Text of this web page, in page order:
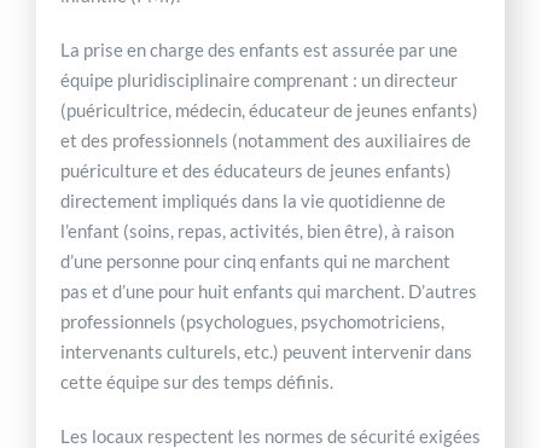
La prise en charge des enfants est assurée par une
équipe pluridisciplinaire comprenant : un directeur
(puéricultrice, médecin, éducateur de jeunes enfants)
et des professionnels (notamment des auxiliaires de
puériculture et des éducateurs de jeunes enfants)
directement impliqués dans la vie quotidienne de
l’enfant (soins, repas, activités, bien être), à raison
d’une personne pour cinq enfants qui ne marchent
pas et d’une pour huit enfants qui marchent. D’autres
professionnels (psychologues, psychomotriciens,
intervenants culturels, etc.) peuvent intervenir dans
cette équipe sur des temps définis.
Les locaux respectent les normes de sécurité exigées